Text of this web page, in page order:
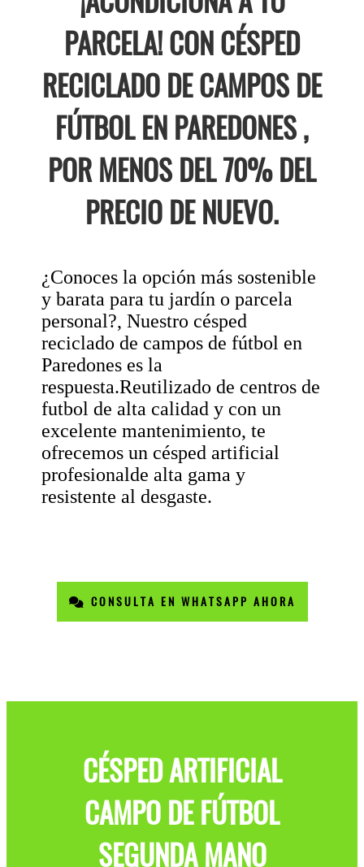
PARCELA! CON CÉSPED
RECICLADO DE CAMPOS DE
FÚTBOL EN PAREDONES ,
POR MENOS DEL 70% DEL
PRECIO DE NUEVO.
¿Conoces la opción más sostenible
y barata para tu jardín o parcela
personal?, Nuestro césped
reciclado de campos de fútbol en
Paredones es la
respuesta.Reutilizado de centros de
futbol de alta calidad y con un
excelente mantenimiento, te
ofrecemos un césped artificial
profesionalde alta gama y
resistente al desgaste.
CONSULTA EN WHATSAPP AHORA
CÉSPED ARTIFICIAL
CAMPO DE FÚTBOL
SEGUNDA MANO